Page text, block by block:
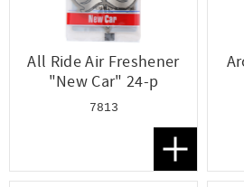
All Ride Air Freshener
"New Car" 24-p
7813
Lägg till i